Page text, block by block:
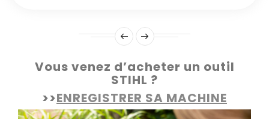
Vous venez d’acheter un outil
STIHL ?
>>ENREGISTRER SA MACHINE